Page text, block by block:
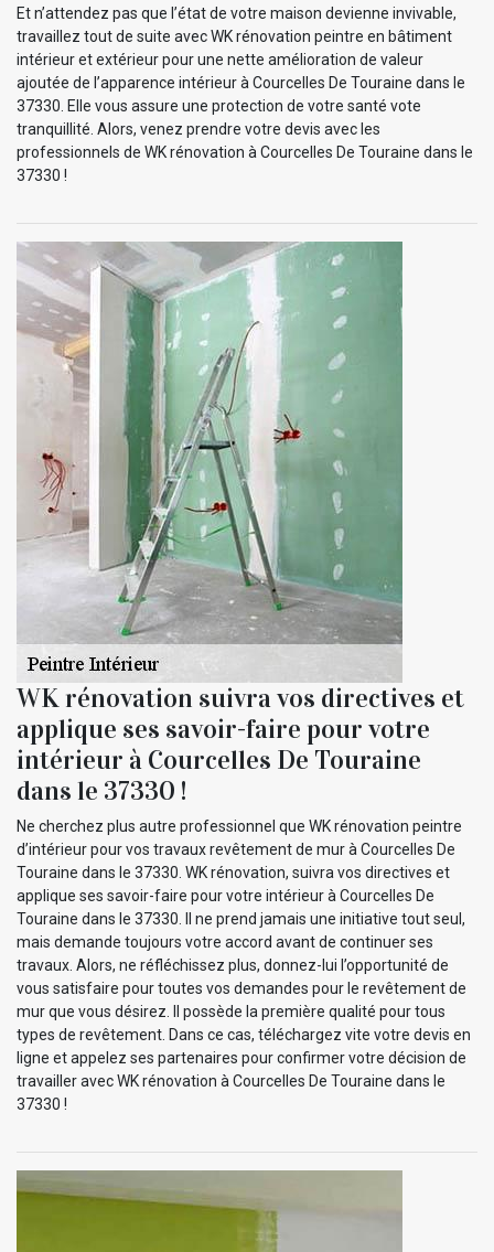
Et n’attendez pas que l’état de votre maison devienne invivable,
travaillez tout de suite avec WK rénovation peintre en bâtiment
intérieur et extérieur pour une nette amélioration de valeur
ajoutée de l’apparence intérieur à Courcelles De Touraine dans le
37330. Elle vous assure une protection de votre santé vote
tranquillité. Alors, venez prendre votre devis avec les
professionnels de WK rénovation à Courcelles De Touraine dans le
37330 !
WK rénovation suivra vos directives et
applique ses savoir-faire pour votre
intérieur à Courcelles De Touraine
dans le 37330 !
Ne cherchez plus autre professionnel que WK rénovation peintre
d’intérieur pour vos travaux revêtement de mur à Courcelles De
Touraine dans le 37330. WK rénovation, suivra vos directives et
applique ses savoir-faire pour votre intérieur à Courcelles De
Touraine dans le 37330. Il ne prend jamais une initiative tout seul,
mais demande toujours votre accord avant de continuer ses
travaux. Alors, ne réfléchissez plus, donnez-lui l’opportunité de
vous satisfaire pour toutes vos demandes pour le revêtement de
mur que vous désirez. Il possède la première qualité pour tous
types de revêtement. Dans ce cas, téléchargez vite votre devis en
ligne et appelez ses partenaires pour confirmer votre décision de
travailler avec WK rénovation à Courcelles De Touraine dans le
37330 !